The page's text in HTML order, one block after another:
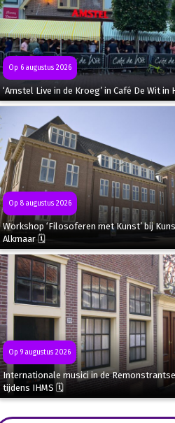
Op 6 augustus 2026
‘Amstel Live in de Kroeg’ in Café De Wit
Op 8 augustus 2026
Workshop ‘Filosoferen met Kunst’ bij
Alkmaar 🗓
Op 9 augustus 2026
Internationale musici in de
tijdens IHMS 🗓